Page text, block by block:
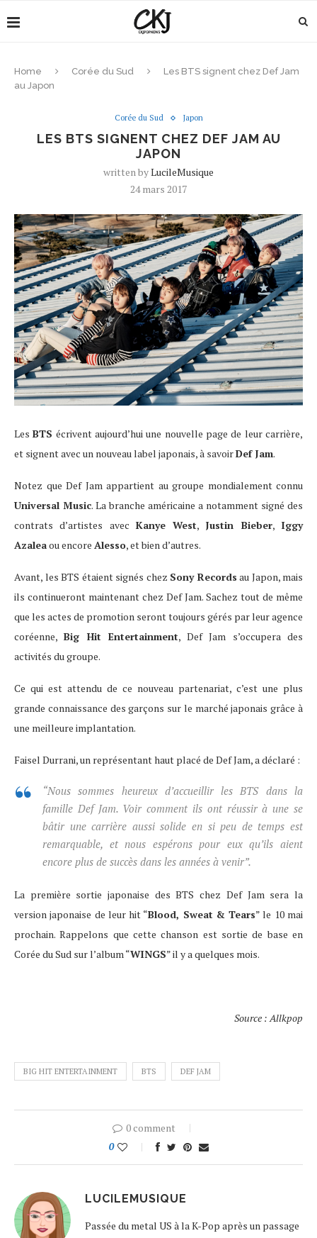
Home Corée du Sud
Les BTS signent chez Def Jam
au Japon
Corée du Sud Japon
LES BTS SIGNENT CHEZ DEF JAM AU
JAPON
written byLucileMusique
24 mars 2017
LesBTS écrivent aujourd’hui une nouvelle page de leur carrière,
et signent avec un nouveau label japonais, à savoirDef Jam.
Notez que Def Jam appartient au groupe mondialement connu
Universal Music. La branche américaine a notamment signé des
contrats d’artistes avec Kanye West, Justin Bieber, Iggy
Azaleaou encore Alesso, et bien d’autres.
Avant, les BTS étaient signés chez Sony Records au Japon, mais
ils continueront maintenant chez Def Jam. Sachez tout de même
que les actes de promotion seront toujours gérés par leur agence
coréenne,Big Hit Entertainment, Def Jam s’occupera des
activités du groupe.
Ce qui est attendu de ce nouveau partenariat, c’est une plus
grande connaissance des garçons sur le marché japonais grâce à
une meilleure implantation.
Faisel Durrani, un représentant haut placé de Def Jam, a déclaré :
“Nous sommes heureux d’accueillir les BTS dans la
famille Def Jam. Voir comment ils ont réussir à une se
bâtir une carrière aussi solide en si peu de temps est
remarquable, et nous espérons pour eux qu’ils aient
encore plus de succès dans les années à venir”.
La première sortie japonaise des BTS chez Def Jam sera la
version japonaise de leur hit “Blood, Sweat & Tears” le 10 mai
prochain. Rappelons que cette chanson est sortie de base en
Corée du Sud sur l’album “WINGS” il y a quelques mois.
Source : Allkpop
BIG HIT ENTERTAINMENT BTS DEF JAM
0 comment
0
LUCILEMUSIQUE
Passée du metal US à la K-Pop après un passage